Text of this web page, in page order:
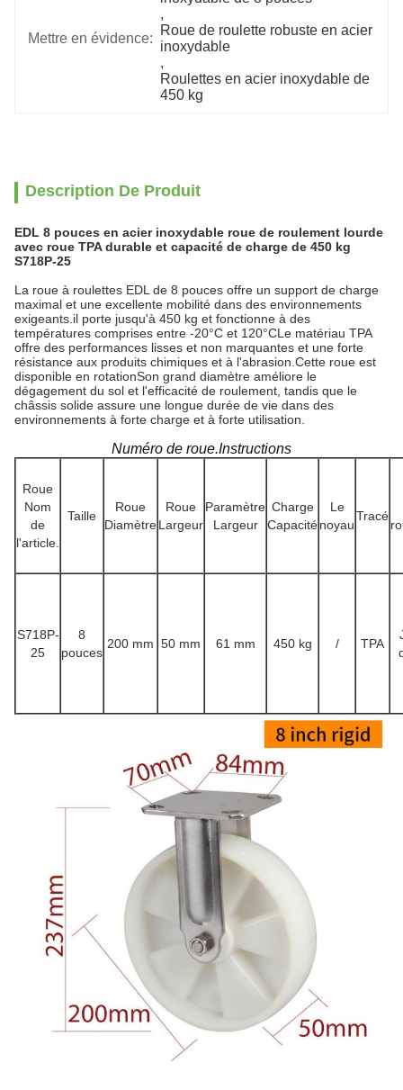
Mettre en évidence:
,
Roue de roulette robuste en acier
inoxydable
,
Roulettes en acier inoxydable de
450 kg
Description De Produit
EDL 8 pouces en acier inoxydable roue de roulement lourde
avec roue TPA durable et capacité de charge de 450 kg
S718P-25
La roue à roulettes EDL de 8 pouces offre un support de charge
maximal et une excellente mobilité dans des environnements
exigeants.il porte jusqu'à 450 kg et fonctionne à des
températures comprises entre -20°C et 120°CLe matériau TPA
offre des performances lisses et non marquantes et une forte
résistance aux produits chimiques et à l'abrasion.Cette roue est
disponible en rotationSon grand diamètre améliore le
dégagement du sol et l'efficacité de roulement, tandis que le
châssis solide assure une longue durée de vie dans des
environnements à forte charge et à forte utilisation.
Numéro de roue.Instructions
Roue
Nom
de
l'article.
Taille
Roue
Diamètre
Roue
Largeur
Paramètre
Largeur
Charge
Capacité
Le
noyau
Tracé
S718P-
25
8
pouces
200 mm 50 mm 61 mm 450 kg / TPA